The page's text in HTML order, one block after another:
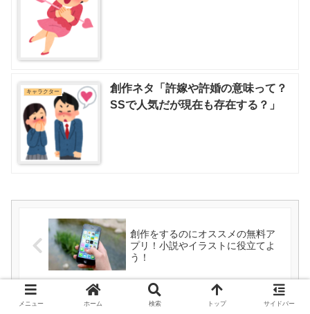
キャラクター
創作ネタ「許嫁や許婚の意味って？
SSで人気だが現在も存在する？」
創作をするのにオススメの無料ア
プリ！小説やイラストに役立てよ
う！
メニュー ホーム 検索 トップ サイドバー